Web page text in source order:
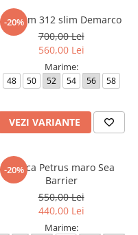
-20%
Costum 312 slim Demarco
700,00 Lei
560,00 Lei
Marime:
48 50 52 54 56 58
VEZI VARIANTE
-20%
Geaca Petrus maro Sea
Barrier
550,00 Lei
440,00 Lei
Marime: